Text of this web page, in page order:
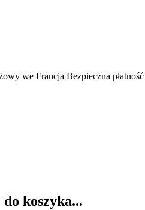
we Francja Bezpieczna płatność
koszyka...